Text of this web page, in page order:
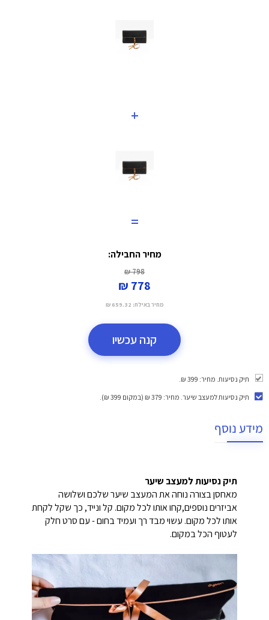
+
=
מחיר החבילה:
798 ₪
778 ₪
מחיר באילת: 659.32 ₪
קנה עכשיו
תיק נסיעות. מחיר: 399 ₪.
תיק נסיעות למעצב שיער. מחיר: 379 ₪ (במקום 399 ₪).
מידע נוסף
תיק נסיעות למעצב שיער
מאחסן בצורה נוחה את המעצב שיער שלכם ושלושה
אביזרים נוספים,קחו אותו לכל מקום. קל ונייד, כך שקל לקחת
אותו לכל מקום. עשוי מבד רך ועמיד בחום - עם סרט חלק
לעטוף הכל במקום.